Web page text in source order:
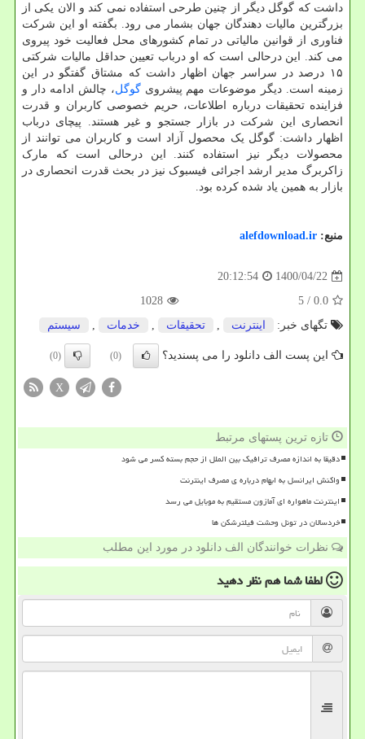
داشت که گوگل دیگر از چنین طرحی استفاده نمی کند و الان یکی از
بزرگترین مالیات دهندگان جهان بشمار می رود. بگفته او این شرکت
فناوری از قوانین مالیاتی در تمام کشورهای محل فعالیت خود پیروی
می کند. این درحالی است که او درباب تعیین حداقل مالیات شرکتی
۱۵ درصد در سراسر جهان اظهار داشت که مشتاق گفتگو در این
زمینه است. دیگر موضوعات مهم پیشرویگوگل، چالش ادامه دار و
فزاینده تحقیقات درباره اطلاعات، حریم خصوصی کاربران و قدرت
انحصاری این شرکت در بازار جستجو و غیر هستند. پیچای درباب
اظهار داشت: گوگل یک محصول آزاد است و کاربران می توانند از
محصولات دیگر نیز استفاده کنند. این درحالی است که مارک
زاکربرگ مدیر ارشد اجرائی فیسبوک نیز در بحث قدرت انحصاری در
بازار به همین یاد شده کرده بود.
منبع: alefdownload.ir
1400/04/22
20:12:54
0.0
/ 5
1028
تگهای خبر:
اینترنت , تحقیقات , خدمات , سیستم
این پست الف دانلود را می پسندید؟ (0)
(0)
X
تازه ترین پستهای مرتبط
دقیقا به اندازه مصرف ترافیک بین الملل از حجم بسته کسر می شود
واکنش ایرانسل به ابهام درباره ی مصرف اینترنت
اینترنت ماهواره ای آمازون مستقیم به موبایل می رسد
خردسالان در تونل وحشت فیلترشکن ها
نظرات خوانندگان الف دانلود در مورد این مطلب
لطفا شما همنظر دهید